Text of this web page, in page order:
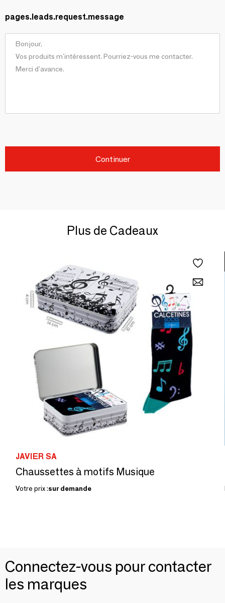
pages.leads.request.message
Continuer
Plus de Cadeaux
JAVIER SA
Chaussettes à motifs Musique
Votre prix :sur demande
Connectez-vous pour contacter
les marques